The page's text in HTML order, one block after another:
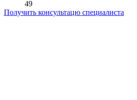
49
Получить консультацю специалиста